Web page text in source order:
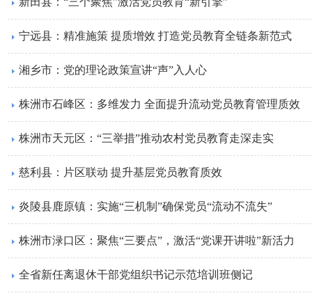
宁远县：精准施策 提质增效 打造党员教育全链条新范式
湘乡市：党的理论政策宣讲“声”入人心
株洲市石峰区：多维发力 全面提升流动党员教育管理质效​
株洲市天元区：“三举措”推动农村党员教育走深走实
慈利县：片区联动 提升基层党员教育质效
炎陵县鹿原镇：实施“三机制”确保党员“流动不流失”
株洲市渌口区：聚焦“三要点”，激活“党课开讲啦”新活力
全省新任离退休干部党组织书记示范培训班侧记